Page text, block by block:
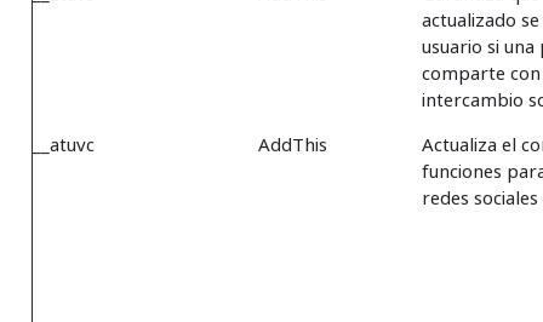
actualizado
usuario si una
comparte
intercambio
__atuvc
AddThis
Actualiza el
funciones
redes